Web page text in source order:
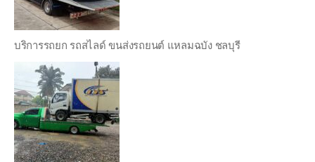
บริการรถยก รถสไลด์ ขนส่งรถยนต์ แหลมฉบัง ชลบุรี